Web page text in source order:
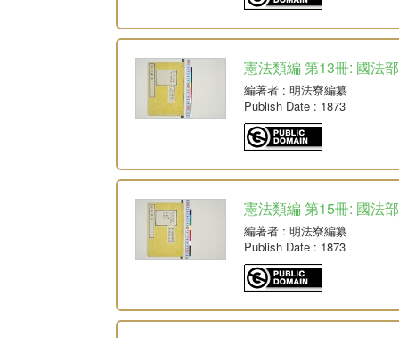
憲法類編 第13冊: 國法
編著者 : 明法寮編纂
Publish Date : 1873
憲法類編 第15冊: 國法
編著者 : 明法寮編纂
Publish Date : 1873